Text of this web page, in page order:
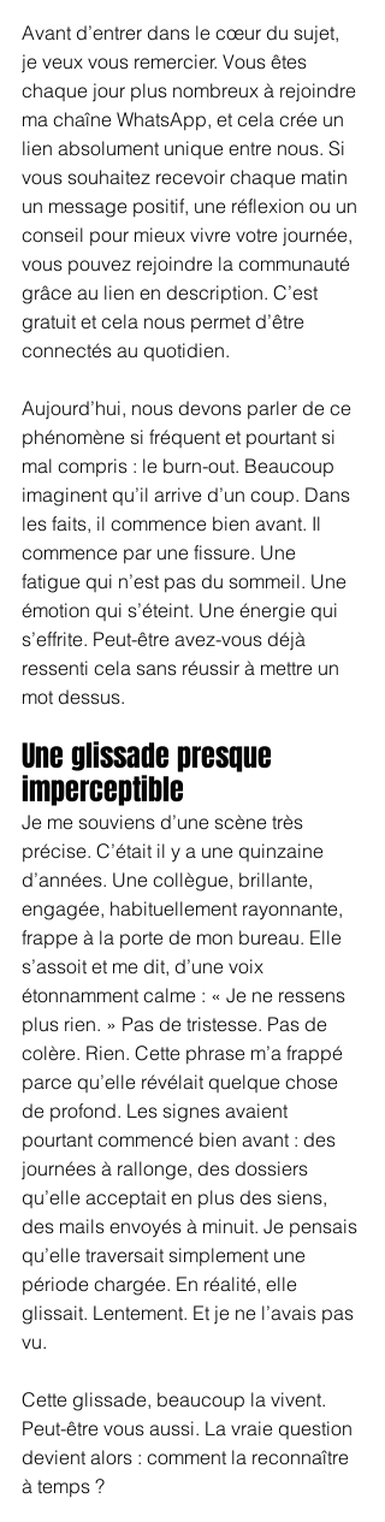
Avant d’entrer dans le cœur du sujet,
je veux vous remercier. Vous êtes
chaque jour plus nombreux à rejoindre
ma chaîne WhatsApp, et cela crée un
lien absolument unique entre nous. Si
vous souhaitez recevoir chaque matin
un message positif, une réflexion ou un
conseil pour mieux vivre votre journée,
vous pouvez rejoindre la communauté
grâce au lien en description. C’est
gratuit et cela nous permet d’être
connectés au quotidien.
Aujourd’hui, nous devons parler de ce
phénomène si fréquent et pourtant si
mal compris : le burn-out. Beaucoup
imaginent qu’il arrive d’un coup. Dans
les faits, il commence bien avant. Il
commence par une fissure. Une
fatigue qui n’est pas du sommeil. Une
émotion qui s’éteint. Une énergie qui
s’effrite. Peut-être avez-vous déjà
ressenti cela sans réussir à mettre un
mot dessus.
Une glissade presque
imperceptible
Je me souviens d’une scène très
précise. C’était il y a une quinzaine
d’années. Une collègue, brillante,
engagée, habituellement rayonnante,
frappe à la porte de mon bureau. Elle
s’assoit et me dit, d’une voix
étonnamment calme : « Je ne ressens
plus rien. » Pas de tristesse. Pas de
colère. Rien. Cette phrase m’a frappé
parce qu’elle révélait quelque chose
de profond. Les signes avaient
pourtant commencé bien avant : des
journées à rallonge, des dossiers
qu’elle acceptait en plus des siens,
des mails envoyés à minuit. Je pensais
qu’elle traversait simplement une
période chargée. En réalité, elle
glissait. Lentement. Et je ne l’avais pas
vu.
Cette glissade, beaucoup la vivent.
Peut-être vous aussi. La vraie question
devient alors : comment la reconnaître
à temps ?